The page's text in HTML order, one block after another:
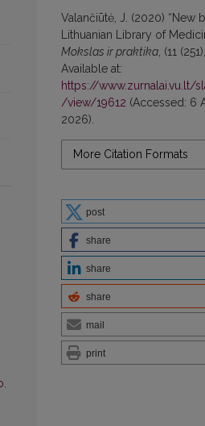
Valančiūtė, J. (2020) “New
Lithuanian Library of
Mokslas ir praktika , (11
Available at:
https://www.zurnalai.vu.lt/
/view/19612 (Accessed: 6
2026).
More Citation Formats
post
share
share
share
mail
print